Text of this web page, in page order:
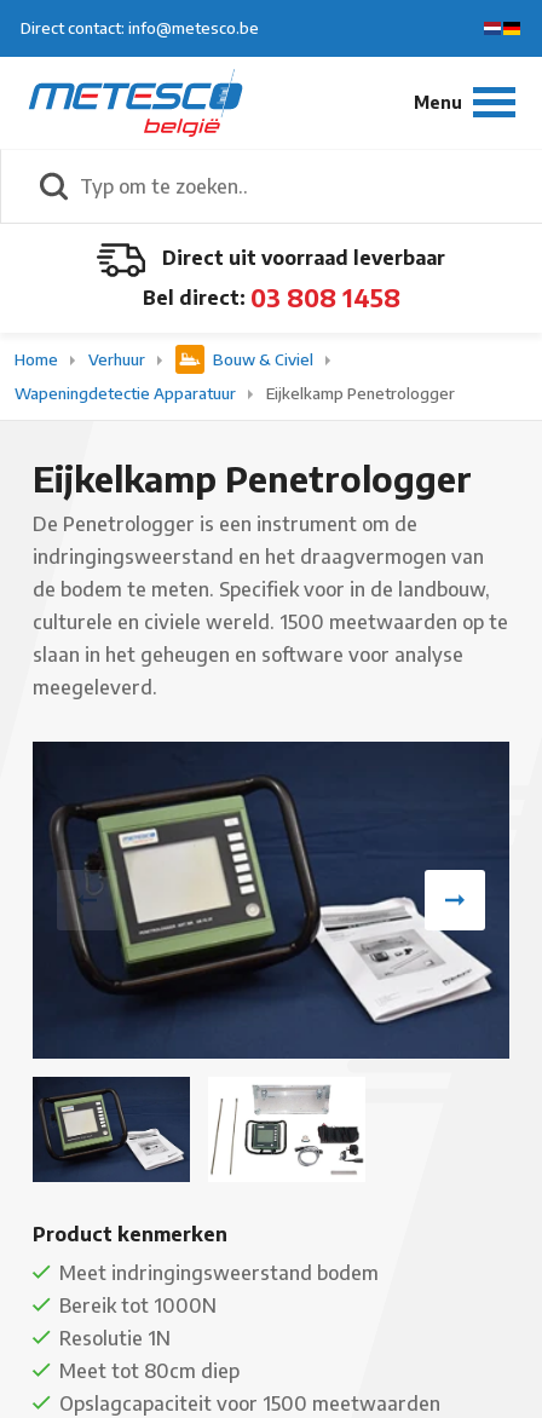
Direct contact: info@metesco.be
Direct uit voorraad leverbaar
Bel direct: 03 808 1458
Home Verhuur
Bouw & Civiel
Wapeningdetectie Apparatuur
Eijkelkamp Penetrologger
Eijkelkamp Penetrologger
De Penetrologger is een instrument om de
indringingsweerstand en het draagvermogen van
de bodem te meten. Specifiek voor in de landbouw,
culturele en civiele wereld. 1500 meetwaarden op te
slaan in het geheugen en software voor analyse
meegeleverd.
Product kenmerken
Meet indringingsweerstand bodem
Bereik tot 1000N
Resolutie 1N
Meet tot 80cm diep
Opslagcapaciteit voor 1500 meetwaarden